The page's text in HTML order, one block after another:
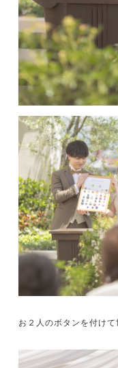
お２人のボタンを付け